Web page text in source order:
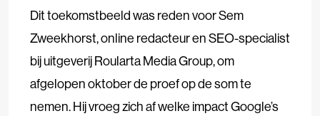
Dit toekomstbeeld was reden voor Sem
Zweekhorst, online redacteur en SEO-specialist
bij uitgeverij Roularta Media Group, om
afgelopen oktober de proef op de som te
nemen. Hij vroeg zich af welke impact Google’s